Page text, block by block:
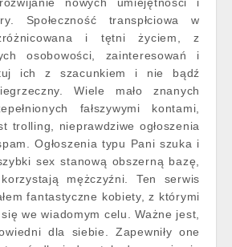
Społeczność transpłciowa w
i tętni życiem, z
osobowości, zainteresowań i
ich z szacunkiem i nie bądź
Wiele mało znanych
fałszywymi kontami,
trolling, nieprawdziwe ogłoszenia
Ogłoszenia typu Pani szuka i
sex stanową obszerną bazę,
mężczyźni. Ten serwis
fantastyczne kobiety, z którymi
we wiadomym celu. Ważne jest,
dla siebie. Zapewniły one